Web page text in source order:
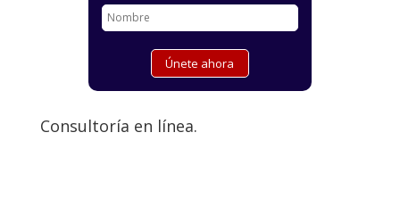
Consultoría en línea.